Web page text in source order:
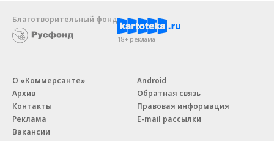
Благотворительный фонд
18+ реклама
О «Коммерсанте»
Архив
Контакты
Реклама
Вакансии
Android
Обратная связь
Правовая информация
E-mail рассылки